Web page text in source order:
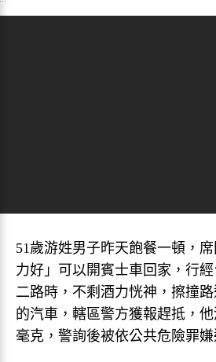
51歲游姓男子昨天飽餐一頓，
力好」可以開賓士車回家，行
二路時，不剩酒力恍神，擦撞
的汽車，轄區警方獲報趕抵，
毫克，警詢後被依公共危險罪嫌